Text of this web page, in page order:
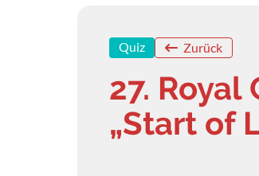
Quiz Zurück
27.
„Start of